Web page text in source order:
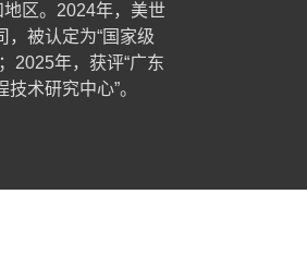
区。2024年，美世
，被认定为“国家级
2025年，获评“广东
术研究中心”。